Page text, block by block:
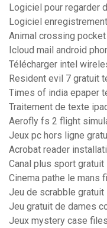
Logiciel pour regarder
Logiciel
Animal crossing
Icloud mail android
Télécharger intel
Resident evil 7 gratuit
Times of india epaper
Traitement de texte
Aerofly fs 2 flight
Jeux pc hors ligne
Acrobat reader
Canal plus sport gratuit
Cinema pathe le mans
Jeu de scrabble
Jeu gratuit de dames
Jeux mystery case